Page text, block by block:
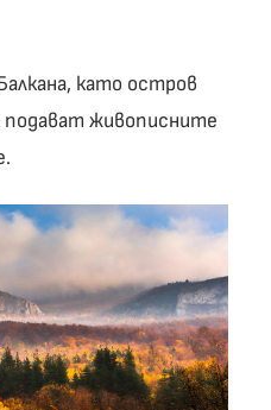
като остров
подават живописните